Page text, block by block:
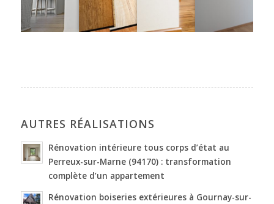
AUTRES RÉALISATIONS
Rénovation intérieure tous corps d’état au
Perreux-sur-Marne (94170) : transformation
complète d’un appartement
Rénovation boiseries extérieures à Gournay-sur-